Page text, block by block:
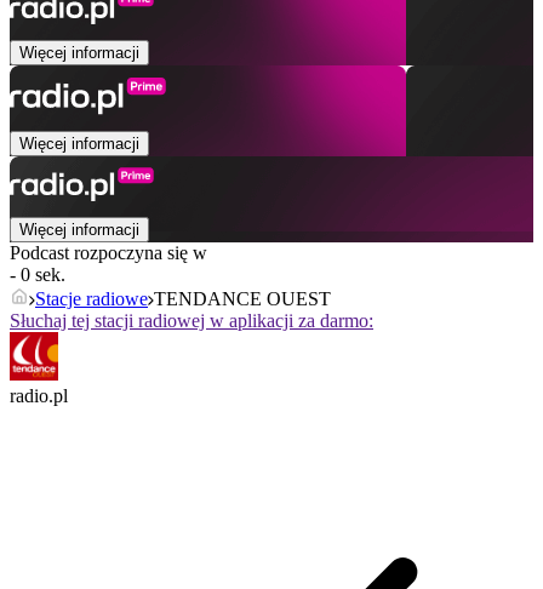
Więcej informacji
Więcej informacji
Więcej informacji
Podcast rozpoczyna się w
- 0 sek.
Stacje radiowe TENDANCE OUEST
Słuchaj tej stacji radiowej w aplikacji za darmo:
radio.pl